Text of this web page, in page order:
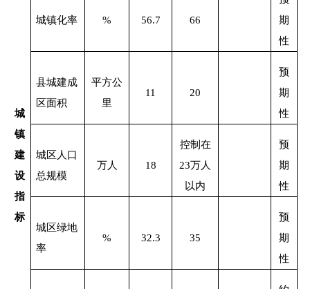
城
镇
建
设
指
标
城镇化率 % 56.7 66
期
性
县城建成
区面积
平方公
里
11 20
预
期
性
城区人口
总规模
万人 18
控制在
23万人
以内
预
期
性
城区绿地
率
% 32.3 35
预
期
性